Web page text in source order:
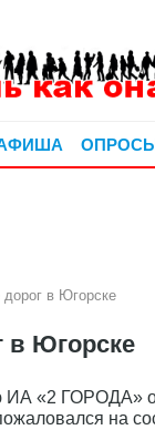
в Югорске
Югорске
ИА «2 ГОРОДА»
на